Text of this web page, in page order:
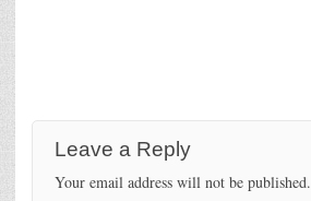
Leave a Reply
Your email address will not be published.